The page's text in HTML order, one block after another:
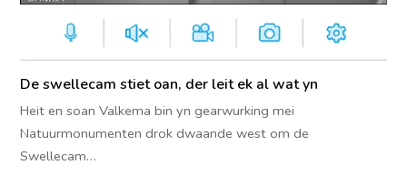
De swellecam stiet oan, der leit ek al wat yn
Heit en soan Valkema bin yn gearwurking mei
Natuurmonumenten drok dwaande west om de
Swellecam…